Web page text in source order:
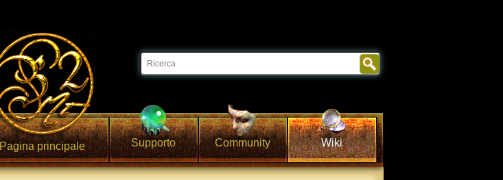
Pagina principale Supporto Community Wiki